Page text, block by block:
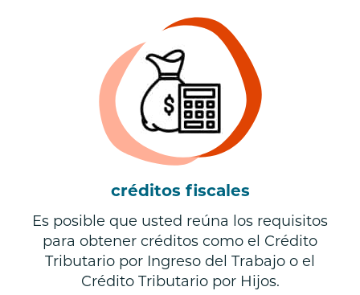
créditos fiscales
Es posible que usted reúna los requisitos
para obtener créditos como el Crédito
Tributario por Ingreso del Trabajo o el
Crédito Tributario por Hijos.